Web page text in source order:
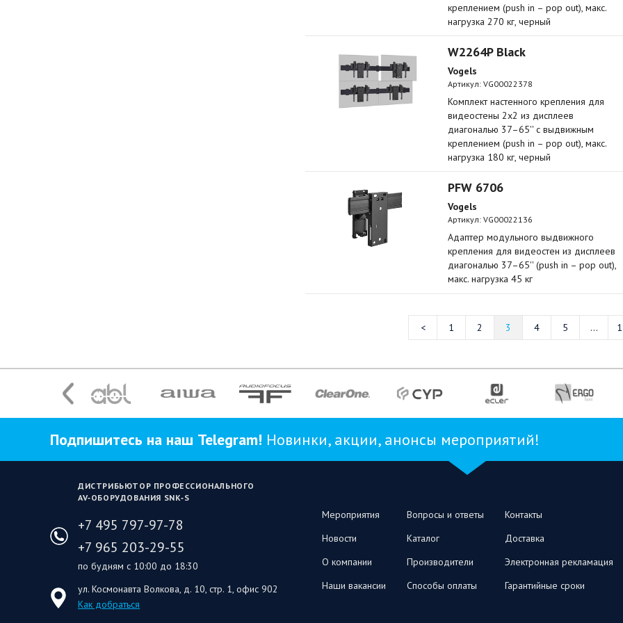
креплением (push in – pop out), макс.
нагрузка 270 кг, черный
W2264P Black
Vogels
Артикул: VG00022378
Комплект настенного крепления для
видеостены 2х2 из дисплеев
диагональю 37–65'' с выдвижным
креплением (push in – pop out), макс.
нагрузка 180 кг, черный
PFW 6706
Vogels
Артикул: VG00022136
Адаптер модульного выдвижного
крепления для видеостен из дисплеев
диагональю 37–65'' (push in – pop out),
макс. нагрузка 45 кг
1 2 3 4 5 ...
Подпишитесь на наш Telegram! Новинки, акции, анонсы мероприятий!
ДИСТРИБЬЮТОР ПРОФЕССИОНАЛЬНОГО
AV‑ОБОРУДОВАНИЯ SNK‑S
+7 495 797-97-78
+7 965 203-29-55
по будням с 10:00 до 18:30
ул. Космонавта Волкова, д. 10, стр. 1, офис 902
Как добраться
Мероприятия
Новости
О компании
Наши вакансии
Вопросы и ответы
Каталог
Производители
Способы оплаты
Контакты
Доставка
Электронная рекламация
Гарантийные сроки